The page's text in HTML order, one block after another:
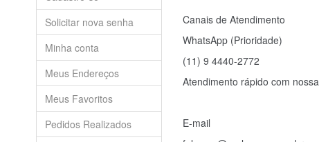
Solicitar nova senha
Minha conta
Meus Endereços
Meus Favoritos
Pedidos Realizados
Canais de Atendimento
WhatsApp (Prioridade)
(11) 9 4440-2772
Atendimento rápido com
E-mail